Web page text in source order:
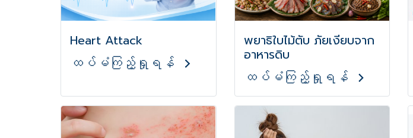
Heart Attack
ထပ်မံကြည့်ရှုရန်
พยาธิใบไม้ตับ ภัยเงียบจาก
อาหารดิบ
ထပ်မံကြည့်ရှုရန်